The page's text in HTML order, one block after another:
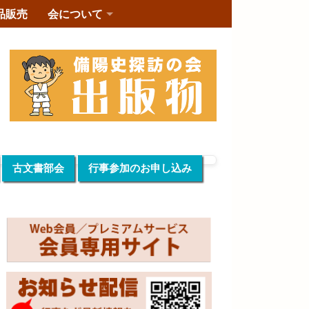
販売 会について
古文書部会 行事参加のお申し込み